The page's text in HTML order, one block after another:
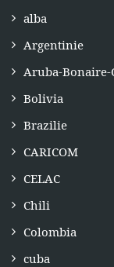
alba
Argentinie
Aruba-Bonaire-
Bolivia
Brazilie
CARICOM
CELAC
Chili
Colombia
cuba